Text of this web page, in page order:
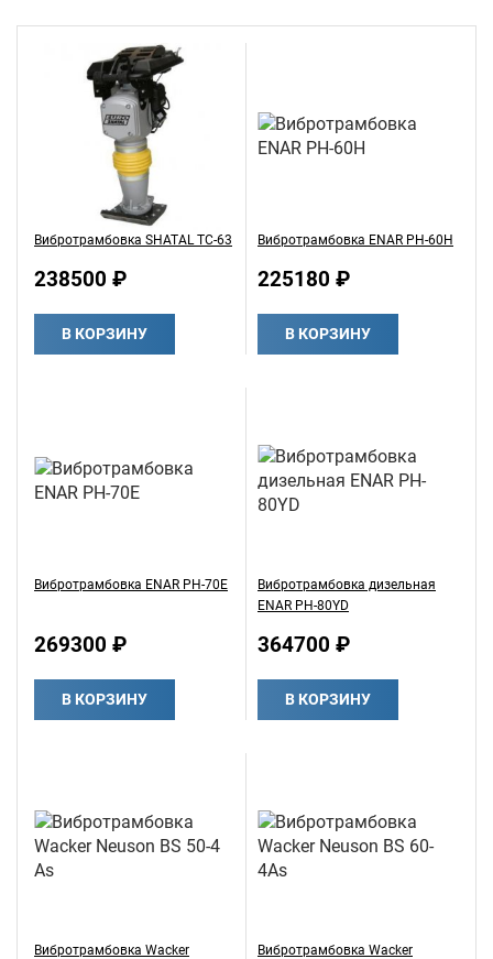
Вибротрамбовка SHATAL TC-63
238500 ₽
В КОРЗИНУ
Вибротрамбовка ENAR PH-60H
225180 ₽
В КОРЗИНУ
Вибротрамбовка ENAR PH-70E
269300 ₽
В КОРЗИНУ
Вибротрамбовка дизельная
ENAR PH-80YD
364700 ₽
В КОРЗИНУ
Вибротрамбовка Wacker Вибротрамбовка Wacker